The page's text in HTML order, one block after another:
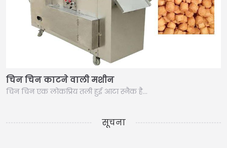
चिन चिन काटने वाली मशीन
चिन चिन एक लोकप्रिय तली हुई आटा स्नैक है…
सूचना